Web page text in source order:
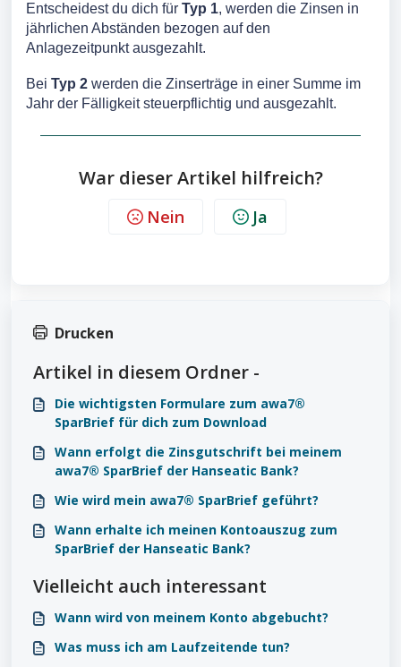
Entscheidest du dich für Typ 1, werden die Zinsen in
jährlichen Abständen bezogen auf den
Anlagezeitpunkt ausgezahlt.
Bei Typ 2 werden die Zinserträge in einer Summe im
Jahr der Fälligkeit steuerpflichtig und ausgezahlt.
War dieser Artikel hilfreich?
Nein Ja
Drucken
Artikel in diesem Ordner -
Die wichtigsten Formulare zum awa7®
SparBrief für dich zum Download
Wann erfolgt die Zinsgutschrift bei meinem
awa7® SparBrief der Hanseatic Bank?
Wie wird mein awa7® SparBrief geführt?
Wann erhalte ich meinen Kontoauszug zum
SparBrief der Hanseatic Bank?
Vielleicht auch interessant
Wann wird von meinem Konto abgebucht?
Was muss ich am Laufzeitende tun?